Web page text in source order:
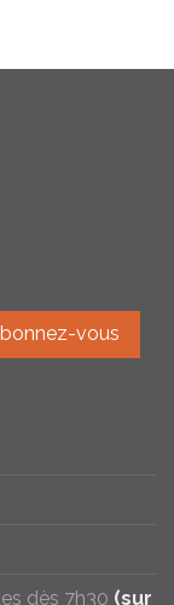
dès 7h30 (sur